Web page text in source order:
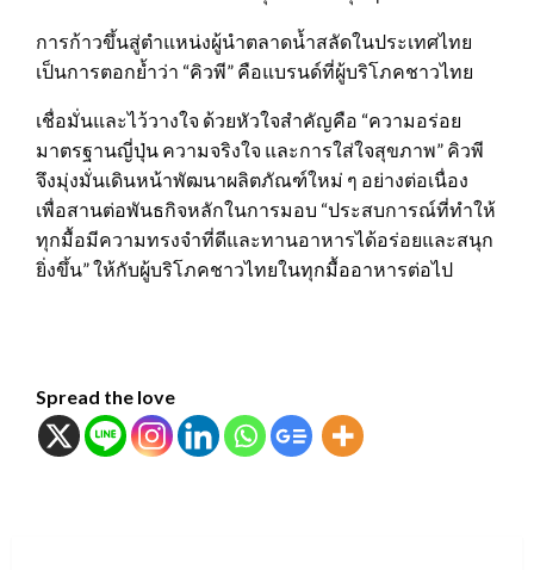
การก้าวขึ้นสู่ตำแหน่งผู้นำตลาดน้ำสลัดในประเทศไทย
เป็นการตอกย้ำว่า “คิวพี” คือแบรนด์ที่ผู้บริโภคชาวไทย
เชื่อมั่นและไว้วางใจ ด้วยหัวใจสำคัญคือ “ความอร่อย
มาตรฐานญี่ปุ่น ความจริงใจ และการใส่ใจสุขภาพ” คิวพี
จึงมุ่งมั่นเดินหน้าพัฒนาผลิตภัณฑ์ใหม่ ๆ อย่างต่อเนื่อง
เพื่อสานต่อพันธกิจหลักในการมอบ “ประสบการณ์ที่ทำให้
ทุกมื้อมีความทรงจำที่ดีและทานอาหารได้อร่อยและสนุก
ยิ่งขึ้น” ให้กับผู้บริโภคชาวไทยในทุกมื้ออาหารต่อไป
Spread the love